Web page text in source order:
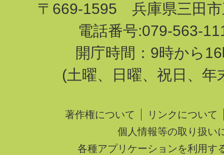
〒669-1595 兵庫県三田市
電話番号:079-563-
開庁時間：9時から
(土曜、日曜、祝日、年
著作権について
リンクについて
個人情報等の取り扱い
各種アプリケーションを利用す